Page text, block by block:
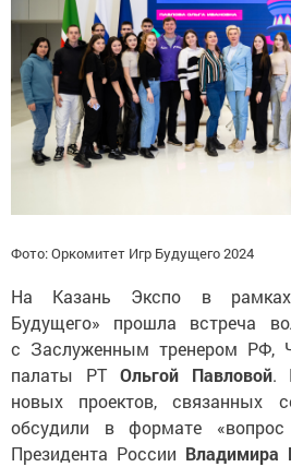
Фото: Оркомитет Игр Будущего 2024
На Казань Экспо в рамках
Будущего» прошла встреча
с Заслуженным тренером РФ,
палаты РТ Ольгой Павловой.
новых проектов, связанных
обсудили в формате
Президента России Владимира